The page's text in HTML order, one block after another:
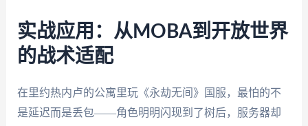
实战应用：从MOBA到开放世界
的战术适配
在里约热内卢的公寓里玩《永劫无间》国服，最怕的不
是延迟而是丢包——角色明明闪现到了树后，服务器却